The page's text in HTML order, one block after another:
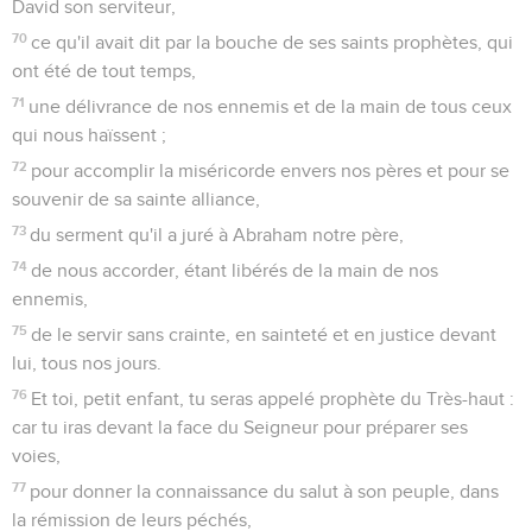
David son serviteur,
70 ce qu'il avait dit par la bouche de ses saints prophètes, qui
ont été de tout temps,
71 une délivrance de nos ennemis et de la main de tous ceux
qui nous haïssent ;
72 pour accomplir la miséricorde envers nos pères et pour se
souvenir de sa sainte alliance,
73 du serment qu'il a juré à Abraham notre père,
74 de nous accorder, étant libérés de la main de nos
ennemis,
75 de le servir sans crainte, en sainteté et en justice devant
lui, tous nos jours.
76 Et toi, petit enfant, tu seras appelé prophète du Très-haut :
car tu iras devant la face du Seigneur pour préparer ses
voies,
77 pour donner la connaissance du salut à son peuple, dans
la rémission de leurs péchés,